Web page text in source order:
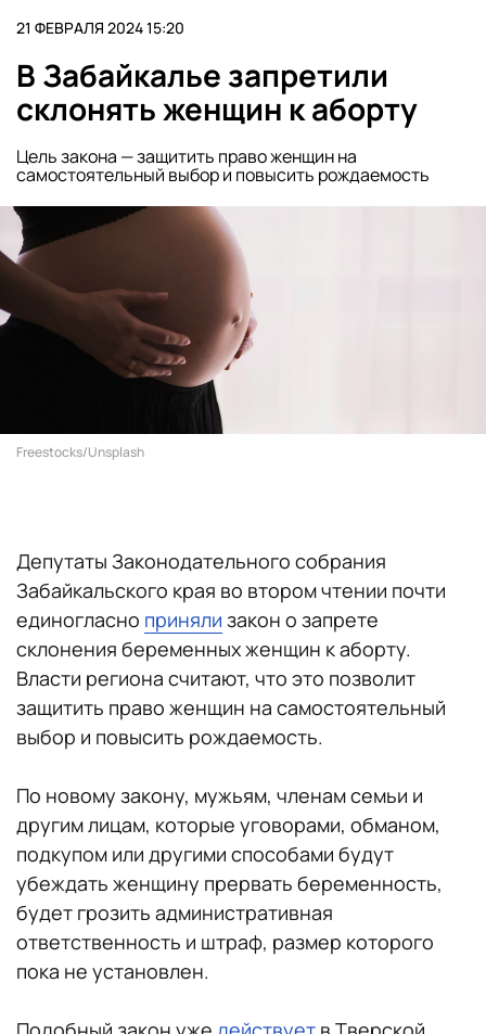
21 ФЕВРАЛЯ 2024 15:20
В Забайкалье запретили
склонять женщин к аборту
Цель закона — защитить право женщин на
самостоятельный выбор и повысить рождаемость
Freestocks/Unsplash
Депутаты Законодательного собрания
Забайкальского края во втором чтении почти
единогласно приняли закон о запрете
склонения беременных женщин к аборту.
Власти региона считают, что это позволит
защитить право женщин на самостоятельный
выбор и повысить рождаемость.
По новому закону, мужьям, членам семьи и
другим лицам, которые уговорами, обманом,
подкупом или другими способами будут
убеждать женщину прервать беременность,
будет грозить административная
ответственность и штраф, размер которого
пока не установлен.